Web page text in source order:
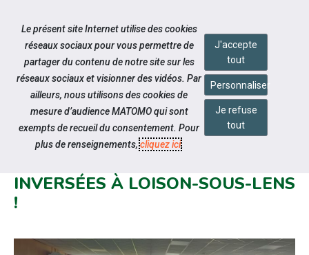
Aller au contenu
Notre actualité
RETOUR SUR UN ÉVÉNEMENT
INVERSÉES À LOISON-SOUS-LENS
!
Le présent site Internet utilise des cookies
réseaux sociaux pour vous permettre de
partager du contenu de notre site sur les
réseaux sociaux et visionner des vidéos. Par
ailleurs, nous utilisons des cookies de
mesure d’audience MATOMO qui sont
exempts de recueil du consentement. Pour
plus de renseignements,cliquez ici.
J'accepte
tout
Personnaliser
Je refuse
tout